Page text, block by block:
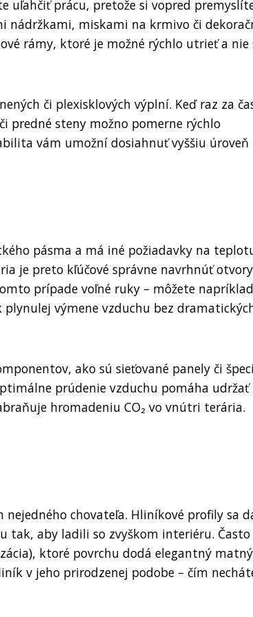
uľahčiť prácu, pretože si vopred
nádržkami, miskami na krmivo či
rámy, ktoré je možné rýchlo utrieť a nie
či plexisklových výplní. Keď raz za
predné steny možno pomerne rýchlo
vám umožní dosiahnuť vyššiu úroveň
pásma a má iné požiadavky na
je preto kľúčové správne navrhnúť
prípade voľné ruky – môžete napríklad
výmene vzduchu bez
ako sú sieťované panely či
prúdenie vzduchu pomáha udržať
hromadeniu CO₂ vo vnútri terária.
chovateľa. Hliníkové profily sa
tak, aby ladili so zvyškom interiéru. Často
ktoré povrchu dodá elegantný matný
v jeho prirodzenej podobe – čím